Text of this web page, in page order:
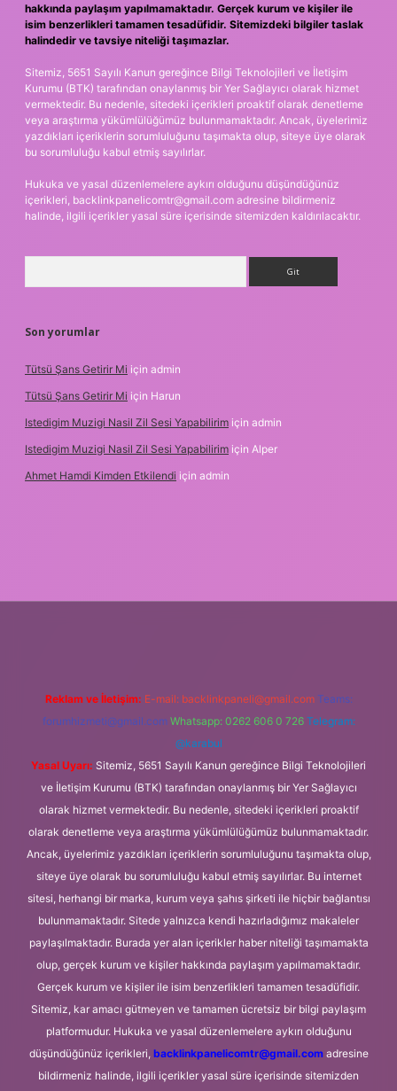
hakkında paylaşım yapılmamaktadır. Gerçek kurum ve kişiler ile
isim benzerlikleri tamamen tesadüfidir. Sitemizdeki bilgiler taslak
halindedir ve tavsiye niteliği taşımazlar.
Sitemiz, 5651 Sayılı Kanun gereğince Bilgi Teknolojileri ve İletişim
Kurumu (BTK) tarafından onaylanmış bir Yer Sağlayıcı olarak hizmet
vermektedir. Bu nedenle, sitedeki içerikleri proaktif olarak denetleme
veya araştırma yükümlülüğümüz bulunmamaktadır. Ancak, üyelerimiz
yazdıkları içeriklerin sorumluluğunu taşımakta olup, siteye üye olarak
bu sorumluluğu kabul etmiş sayılırlar.
Hukuka ve yasal düzenlemelere aykırı olduğunu düşündüğünüz
içerikleri, backlinkpanelicomtr@gmail.com adresine bildirmeniz
halinde, ilgili içerikler yasal süre içerisinde sitemizden kaldırılacaktır.
Son yorumlar
Tütsü Şans Getirir Mi için admin
Tütsü Şans Getirir Mi için Harun
Istedigim Muzigi Nasil Zil Sesi Yapabilirim için admin
Istedigim Muzigi Nasil Zil Sesi Yapabilirim için Alper
Ahmet Hamdi Kimden Etkilendi için admin
Reklam ve İletişim: E-mail: backlinkpaneli@gmail.com Teams:
forumhizmeti@gmail.com Whatsapp: 0262 606 0 726 Telegram:
@karabul
Yasal Uyarı: Sitemiz, 5651 Sayılı Kanun gereğince Bilgi Teknolojileri
ve İletişim Kurumu (BTK) tarafından onaylanmış bir Yer Sağlayıcı
olarak hizmet vermektedir. Bu nedenle, sitedeki içerikleri proaktif
olarak denetleme veya araştırma yükümlülüğümüz bulunmamaktadır.
Ancak, üyelerimiz yazdıkları içeriklerin sorumluluğunu taşımakta olup,
siteye üye olarak bu sorumluluğu kabul etmiş sayılırlar. Bu internet
sitesi, herhangi bir marka, kurum veya şahıs şirketi ile hiçbir bağlantısı
bulunmamaktadır. Sitede yalnızca kendi hazırladığımız makaleler
paylaşılmaktadır. Burada yer alan içerikler haber niteliği taşımamakta
olup, gerçek kurum ve kişiler hakkında paylaşım yapılmamaktadır.
Gerçek kurum ve kişiler ile isim benzerlikleri tamamen tesadüfidir.
Sitemiz, kar amacı gütmeyen ve tamamen ücretsiz bir bilgi paylaşım
platformudur. Hukuka ve yasal düzenlemelere aykırı olduğunu
düşündüğünüz içerikleri, backlinkpanelicomtr@gmail.comadresine
bildirmeniz halinde, ilgili içerikler yasal süre içerisinde sitemizden